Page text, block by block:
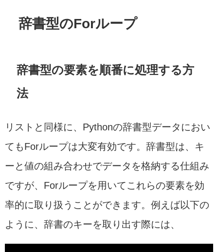
辞書型のForループ
辞書型の要素を順番に処理する方
法
リストと同様に、Pythonの辞書型データにおい
てもForループは大変有効です。辞書型は、キ
ーと値の組み合わせでデータを格納する仕組み
ですが、Forループを用いてこれらの要素を効
率的に取り扱うことができます。例えば以下の
ように、辞書のキーを取り出す際には、